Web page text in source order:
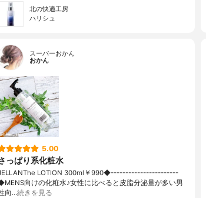
北の快適工房
ハリシュ
スーパーおかん
おかん
5.00
っぱり系化粧水
LOTION 300ml￥990◆-----------------------
向けの化粧水♪女性に比べると皮脂分泌量が多い男
向…続きを見る